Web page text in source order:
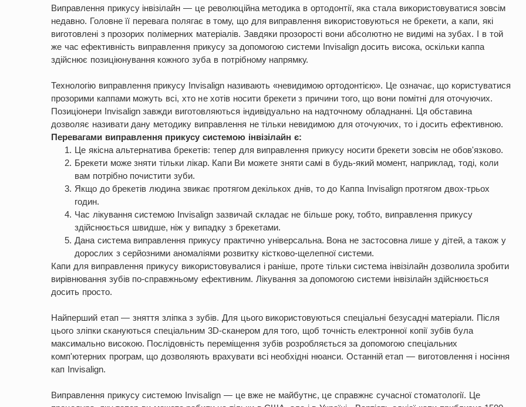
Виправлення прикусу інвізілайн — це революційна методика в ортодонтії, яка стала використовуватися зовсім
недавно. Головне її перевага полягає в тому, що для виправлення використовуються не брекети, а капи, які
виготовлені з прозорих полімерних матеріалів. Завдяки прозорості вони абсолютно не видимі на зубах. І в той
же час ефективність виправлення прикусу за допомогою системи Invisalign досить висока, оскільки каппа
здійснює позиціюнування кожного зуба в потрібному напрямку.
Технологію виправлення прикусу Invisalign називають «невидимою ортодонтією». Це означає, що користуватися
прозорими каппами можуть всі, хто не хотів носити брекети з причини того, що вони помітні для оточуючих.
Позиціонери Invisalign завжди виготовляються індивідуально на надточному обладнанні. Ця обставина
дозволяє називати дану методику виправлення не тільки невидимою для оточуючих, то і досить ефективною.
Перевагами виправлення прикусу системою інвізілайн є:
Це якісна альтернатива брекетів: тепер для виправлення прикусу носити брекети зовсім не обов'язково.
Брекети може зняти тільки лікар. Капи Ви можете зняти самі в будь-який момент, наприклад, тоді, коли
вам потрібно почистити зуби.
Якщо до брекетів людина звикає протягом декількох днів, то до Каппа Invisalign протягом двох-трьох
годин.
Час лікування системою Invisalign зазвичай складає не більше року, тобто, виправлення прикусу
здійснюється швидше, ніж у випадку з брекетами.
Дана система виправлення прикусу практично універсальна. Вона не застосовна лише у дітей, а також у
дорослих з серйозними аномаліями розвитку кістково-щелепної системи.
Капи для виправлення прикусу використовувалися і раніше, проте тільки система інвізілайн дозволила зробити
вирівнювання зубів по-справжньому ефективним. Лікування за допомогою системи інвізілайн здійснюється
досить просто.
Найперший етап — зняття зліпка з зубів. Для цього використовуються спеціальні безусадні матеріали. Після
цього зліпки скануються спеціальним 3D-сканером для того, щоб точність електронної копії зубів була
максимально високою. Послідовність переміщення зубів розробляється за допомогою спеціальних
комп'ютерних програм, що дозволяють врахувати всі необхідні нюанси. Останній етап — виготовлення і носіння
кап Invisalign.
Виправлення прикусу системою Invisalign — це вже не майбутнє, це справжнє сучасної стоматології. Це